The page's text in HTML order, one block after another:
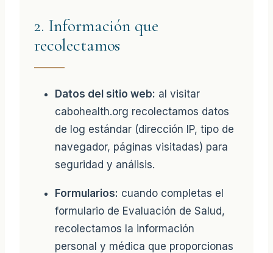
2. Información que
recolectamos
Datos del sitio web: al visitar
cabohealth.org recolectamos datos
de log estándar (dirección IP, tipo de
navegador, páginas visitadas) para
seguridad y análisis.
Formularios: cuando completas el
formulario de Evaluación de Salud,
recolectamos la información
personal y médica que proporcionas